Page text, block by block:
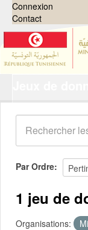
Connexion
Contact
Organisations
Groupes
Demandes 0
À propos
Par Ordre
1 jeu de
Organisations: